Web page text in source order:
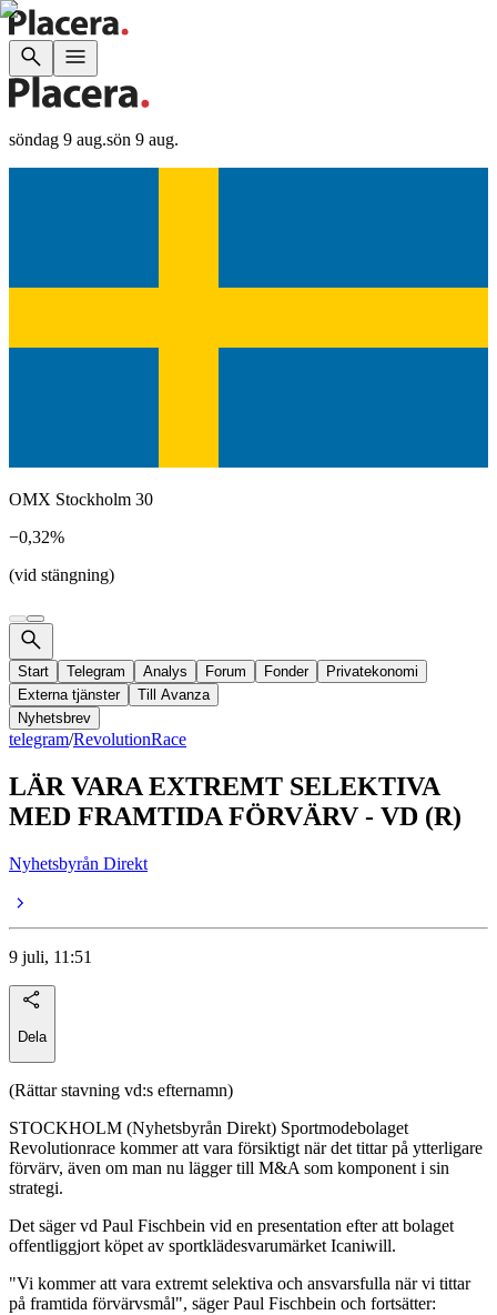
söndag 9 aug.sön 9 aug.
OMX Stockholm 30
−0,32%
(vid stängning)
Start Telegram Analys Forum Fonder
Privatekonomi
Externa tjänster
Till Avanza
Nyhetsbrev
telegram/RevolutionRace
LÄR VARA EXTREMT SELEKTIVA
MED FRAMTIDA FÖRVÄRV - VD (R)
Nyhetsbyrån Direkt
9 juli, 11:51
Dela
(Rättar stavning vd:s efternamn)
STOCKHOLM (Nyhetsbyrån Direkt) Sportmodebolaget
Revolutionrace kommer att vara försiktigt när det tittar på ytterligare
förvärv, även om man nu lägger till M&A som komponent i sin
strategi.
Det säger vd Paul Fischbein vid en presentation efter att bolaget
offentliggjort köpet av sportklädesvarumärket Icaniwill.
"Vi kommer att vara extremt selektiva och ansvarsfulla när vi tittar
på framtida förvärvsmål", säger Paul Fischbein och fortsätter: